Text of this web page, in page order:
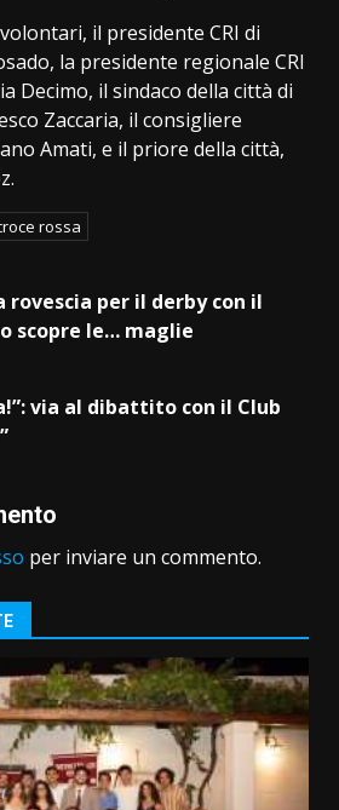
il presidente CRI di
la presidente regionale CRI
Decimo, il sindaco della città di
Zaccaria, il consigliere
Amati, e il priore della città,
rossa
rovescia per il derby con il
scopre le… maglie
via al dibattito con il Club
per inviare un commento.